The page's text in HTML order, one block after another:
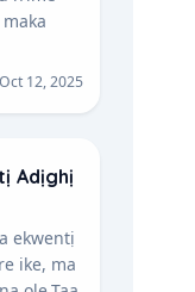
Oct 12, 2025
Adịghị
ekwentị
ike, ma